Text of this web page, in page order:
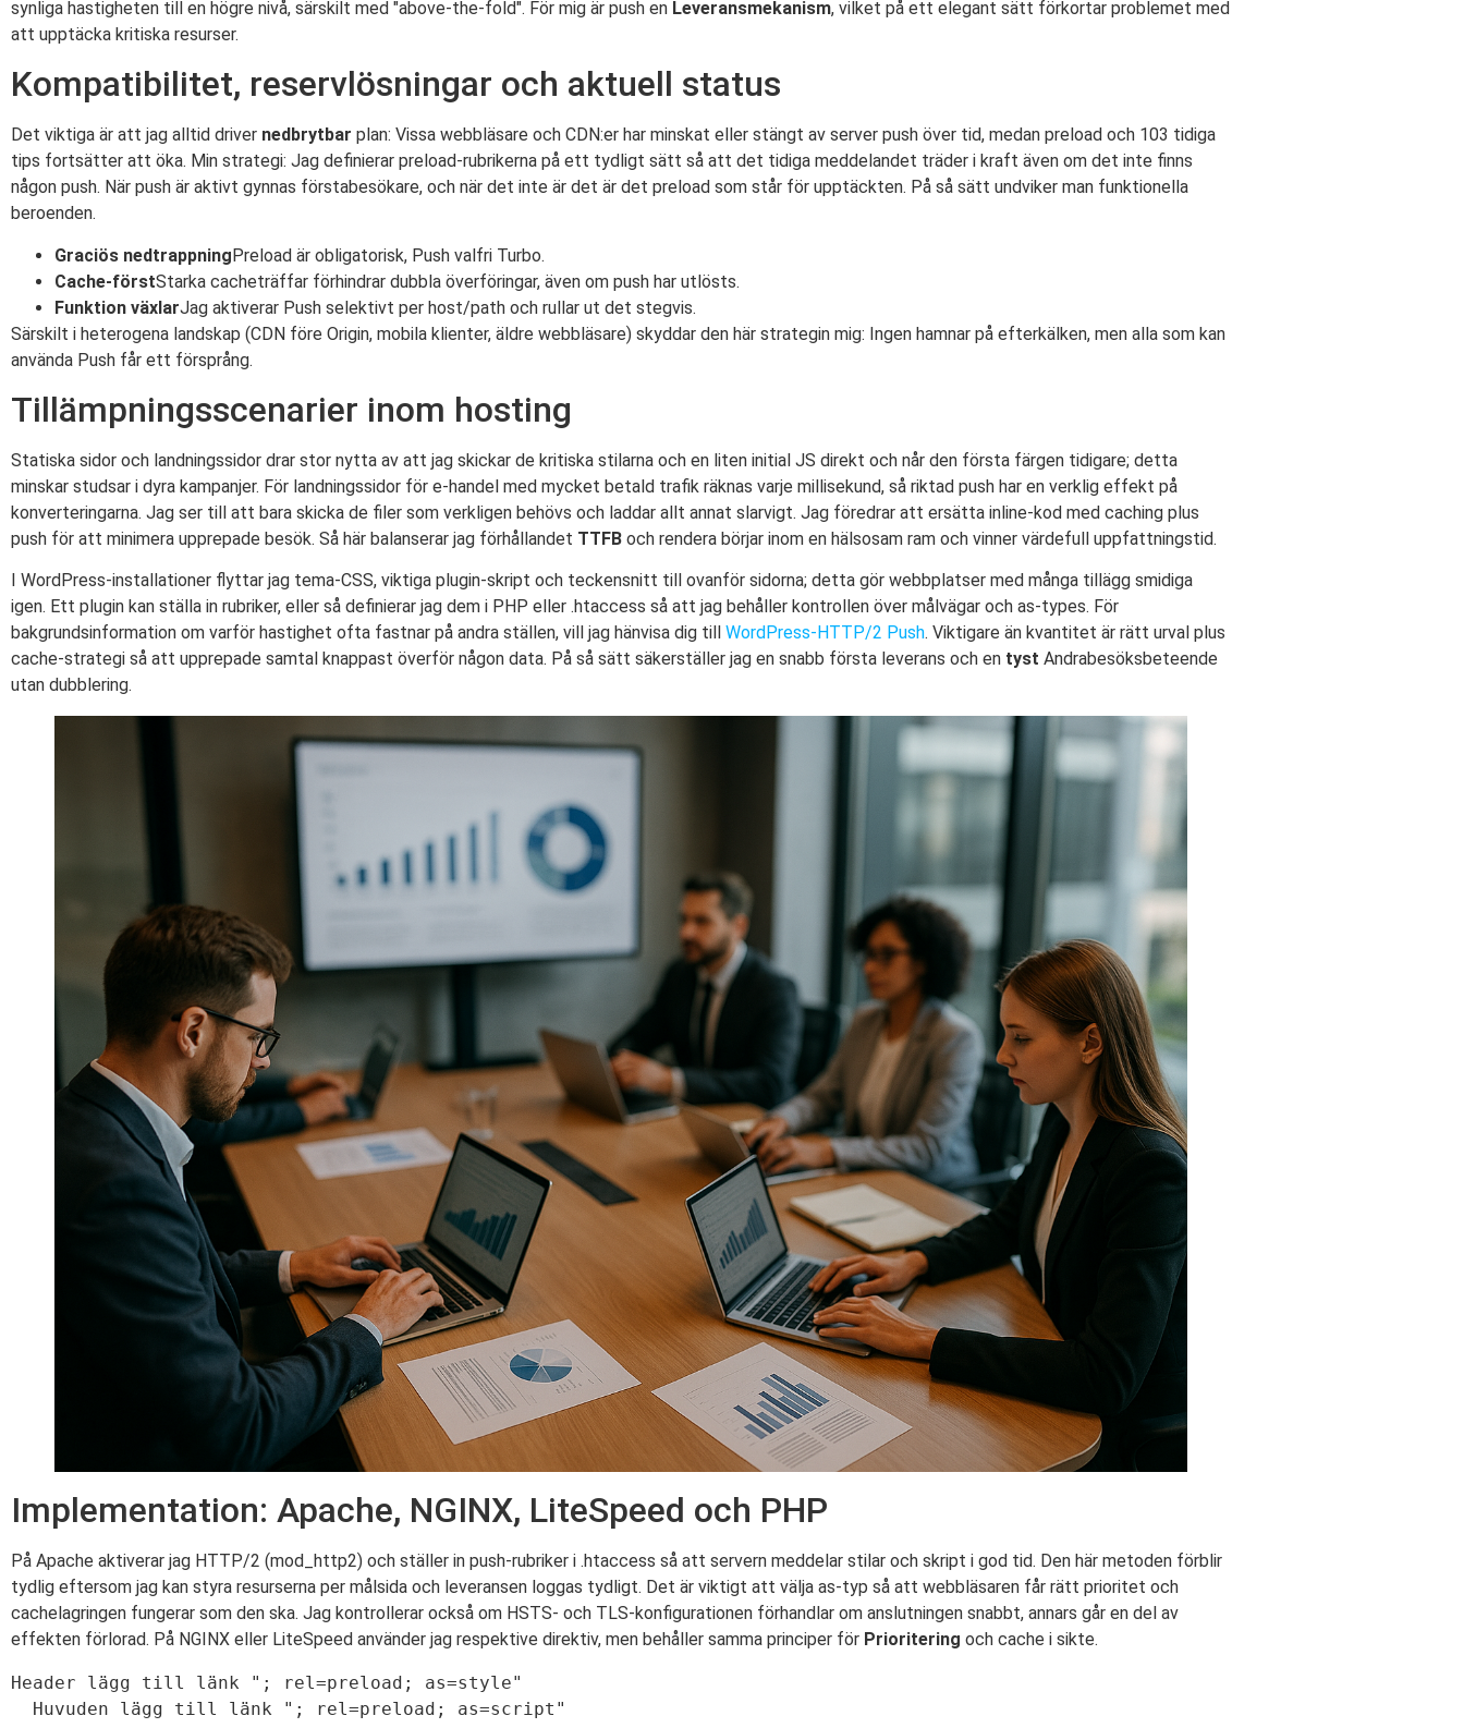
synliga hastigheten till en högre nivå, särskilt med "above-the-fold". För mig är push en Leveransmekanism, vilket på ett elegant sätt förkortar problemet med
att upptäcka kritiska resurser.
Kompatibilitet, reservlösningar och aktuell status
Det viktiga är att jag alltid driver nedbrytbar plan: Vissa webbläsare och CDN:er har minskat eller stängt av server push över tid, medan preload och 103 tidiga
tips fortsätter att öka. Min strategi: Jag definierar preload-rubrikerna på ett tydligt sätt så att det tidiga meddelandet träder i kraft även om det inte finns
någon push. När push är aktivt gynnas förstabesökare, och när det inte är det är det preload som står för upptäckten. På så sätt undviker man funktionella
beroenden.
Graciös nedtrappningPreload är obligatorisk, Push valfri Turbo.
Cache-förstStarka cacheträffar förhindrar dubbla överföringar, även om push har utlösts.
Funktion växlarJag aktiverar Push selektivt per host/path och rullar ut det stegvis.
Särskilt i heterogena landskap (CDN före Origin, mobila klienter, äldre webbläsare) skyddar den här strategin mig: Ingen hamnar på efterkälken, men alla som kan
använda Push får ett försprång.
Tillämpningsscenarier inom hosting
Statiska sidor och landningssidor drar stor nytta av att jag skickar de kritiska stilarna och en liten initial JS direkt och når den första färgen tidigare; detta
minskar studsar i dyra kampanjer. För landningssidor för e-handel med mycket betald trafik räknas varje millisekund, så riktad push har en verklig effekt på
konverteringarna. Jag ser till att bara skicka de filer som verkligen behövs och laddar allt annat slarvigt. Jag föredrar att ersätta inline-kod med caching plus
push för att minimera upprepade besök. Så här balanserar jag förhållandet TTFB och rendera börjar inom en hälsosam ram och vinner värdefull uppfattningstid.
I WordPress-installationer flyttar jag tema-CSS, viktiga plugin-skript och teckensnitt till ovanför sidorna; detta gör webbplatser med många tillägg smidiga
igen. Ett plugin kan ställa in rubriker, eller så definierar jag dem i PHP eller .htaccess så att jag behåller kontrollen över målvägar och as-types. För
bakgrundsinformation om varför hastighet ofta fastnar på andra ställen, vill jag hänvisa dig till WordPress-HTTP/2 Push. Viktigare än kvantitet är rätt urval plus
cache-strategi så att upprepade samtal knappast överför någon data. På så sätt säkerställer jag en snabb första leverans och en tyst Andrabesöksbeteende
utan dubblering.
Implementation: Apache, NGINX, LiteSpeed och PHP
På Apache aktiverar jag HTTP/2 (mod_http2) och ställer in push-rubriker i .htaccess så att servern meddelar stilar och skript i god tid. Den här metoden förblir
tydlig eftersom jag kan styra resurserna per målsida och leveransen loggas tydligt. Det är viktigt att välja as-typ så att webbläsaren får rätt prioritet och
cachelagringen fungerar som den ska. Jag kontrollerar också om HSTS- och TLS-konfigurationen förhandlar om anslutningen snabbt, annars går en del av
effekten förlorad. På NGINX eller LiteSpeed använder jag respektive direktiv, men behåller samma principer för Prioritering och cache i sikte.
Header lägg till länk "; rel=preload; as=style"